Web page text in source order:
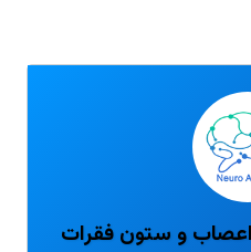
و ستون فقرات